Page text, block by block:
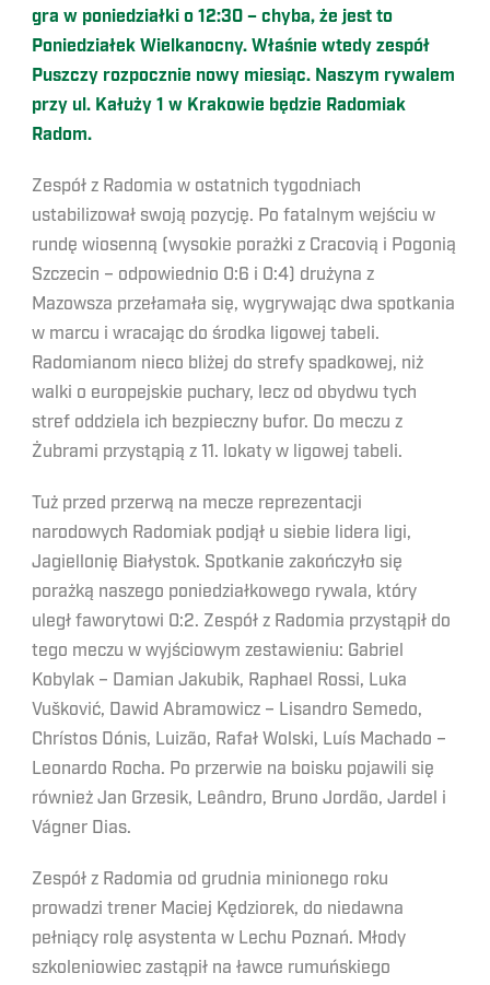
gra w poniedziałki o 12:30 – chyba, że jest to
Poniedziałek Wielkanocny. Właśnie wtedy zespół
Puszczy rozpocznie nowy miesiąc. Naszym rywalem
przy ul. Kałuży 1 w Krakowie będzie Radomiak
Radom.
Zespół z Radomia w ostatnich tygodniach
ustabilizował swoją pozycję. Po fatalnym wejściu w
rundę wiosenną (wysokie porażki z Cracovią i Pogonią
Szczecin – odpowiednio 0:6 i 0:4) drużyna z
Mazowsza przełamała się, wygrywając dwa spotkania
w marcu i wracając do środka ligowej tabeli.
Radomianom nieco bliżej do strefy spadkowej, niż
walki o europejskie puchary, lecz od obydwu tych
stref oddziela ich bezpieczny bufor. Do meczu z
Żubrami przystąpią z 11. lokaty w ligowej tabeli.
Tuż przed przerwą na mecze reprezentacji
narodowych Radomiak podjął u siebie lidera ligi,
Jagiellonię Białystok. Spotkanie zakończyło się
porażką naszego poniedziałkowego rywala, który
uległ faworytowi 0:2. Zespół z Radomia przystąpił do
tego meczu w wyjściowym zestawieniu: Gabriel
Kobylak – Damian Jakubik, Raphael Rossi, Luka
Vušković, Dawid Abramowicz – Lisandro Semedo,
Chrístos Dónis, Luizão, Rafał Wolski, Luís Machado –
Leonardo Rocha. Po przerwie na boisku pojawili się
również Jan Grzesik, Leândro, Bruno Jordão, Jardel i
Vágner Dias.
Zespół z Radomia od grudnia minionego roku
prowadzi trener Maciej Kędziorek, do niedawna
pełniący rolę asystenta w Lechu Poznań. Młody
szkoleniowiec zastąpił na ławce rumuńskiego